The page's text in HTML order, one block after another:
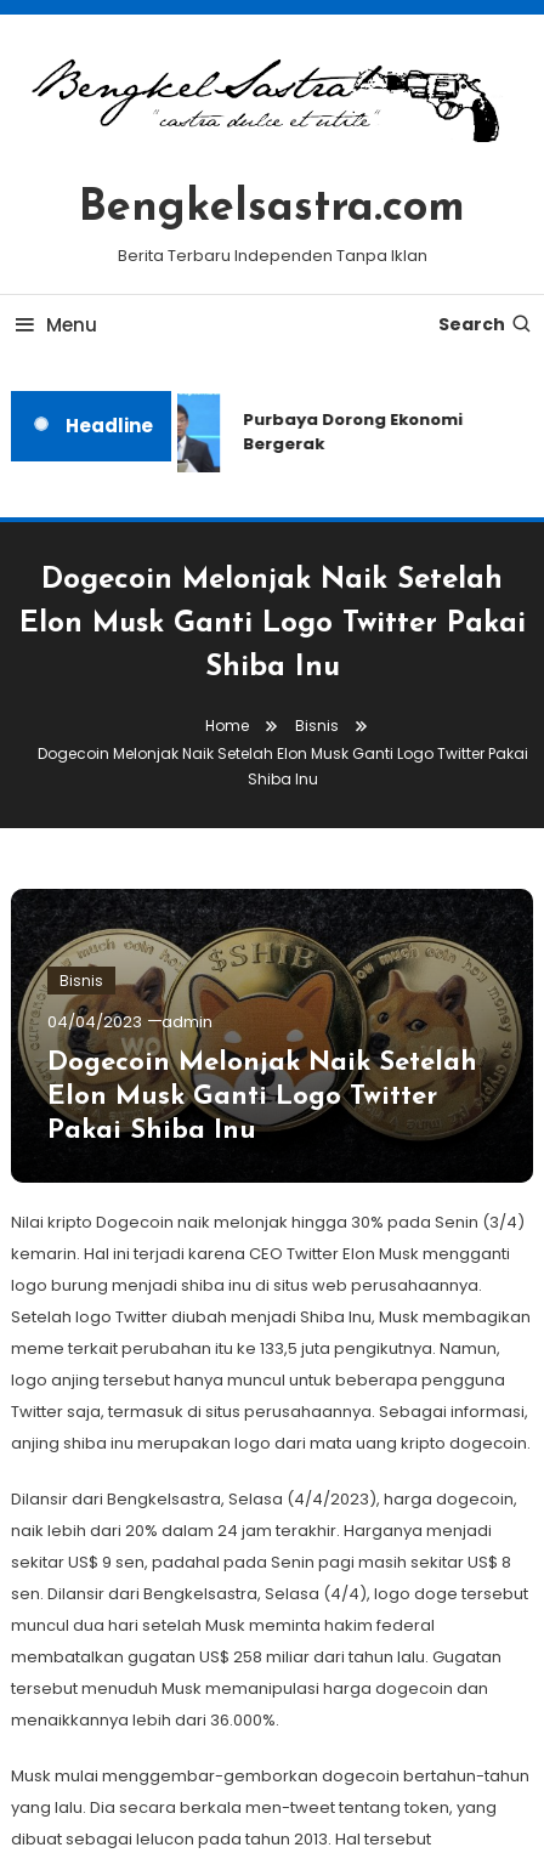
Skip
Content
Bengkelsastra.com
Berita Terbaru Independen Tanpa Iklan
Menu Search
Headline
Purbaya Dorong Ekonomi
Bergerak
Dogecoin Melonjak Naik Setelah
Elon Musk Ganti Logo Twitter Pakai
Shiba Inu
Home
Bisnis
Dogecoin Melonjak Naik Setelah Elon Musk Ganti Logo Twitter Pakai
Shiba Inu
Bisnis
04/04/2023 admin
Dogecoin Melonjak Naik Setelah
Elon Musk Ganti Logo Twitter
Pakai Shiba Inu
Nilai kripto Dogecoin naik melonjak hingga 30% pada Senin (3/4)
kemarin. Hal ini terjadi karena CEO Twitter Elon Musk mengganti
logo burung menjadi shiba inu di situs web perusahaannya.
Setelah logo Twitter diubah menjadi Shiba Inu, Musk membagikan
meme terkait perubahan itu ke 133,5 juta pengikutnya. Namun,
logo anjing tersebut hanya muncul untuk beberapa pengguna
Twitter saja, termasuk di situs perusahaannya. Sebagai informasi,
anjing shiba inu merupakan logo dari mata uang kripto dogecoin.
Dilansir dari Bengkelsastra, Selasa (4/4/2023), harga dogecoin,
naik lebih dari 20% dalam 24 jam terakhir. Harganya menjadi
sekitar US$ 9 sen, padahal pada Senin pagi masih sekitar US$ 8
sen. Dilansir dari Bengkelsastra, Selasa (4/4), logo doge tersebut
muncul dua hari setelah Musk meminta hakim federal
membatalkan gugatan US$ 258 miliar dari tahun lalu. Gugatan
tersebut menuduh Musk memanipulasi harga dogecoin dan
menaikkannya lebih dari 36.000%.
Musk mulai menggembar-gemborkan dogecoin bertahun-tahun
yang lalu. Dia secara berkala men-tweet tentang token, yang
dibuat sebagai lelucon pada tahun 2013. Hal tersebut